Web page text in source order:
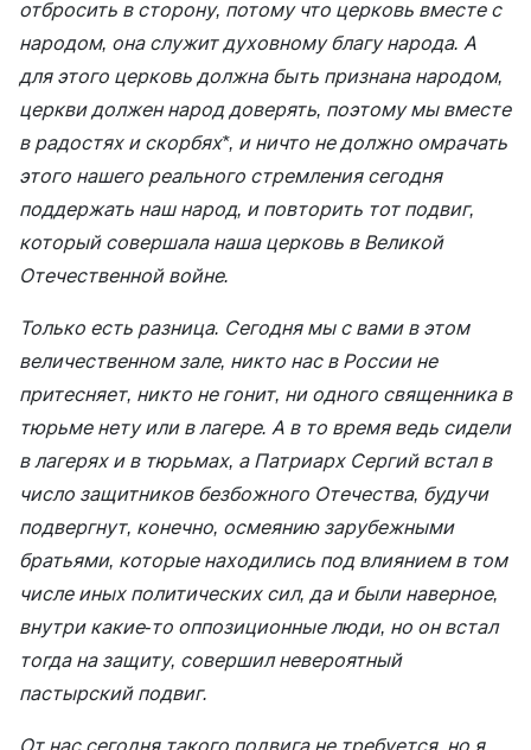
отбросить в сторону, потому что церковь вместе с
народом, она служит духовному благу народа. А
для этого церковь должна быть признана народом,
церкви должен народ доверять, поэтому мы вместе
в радостях и скорбях*, и ничто не должно омрачать
этого нашего реального стремления сегодня
поддержать наш народ, и повторить тот подвиг,
который совершала наша церковь в Великой
Отечественной войне.
Только есть разница. Сегодня мы с вами в этом
величественном зале, никто нас в России не
притесняет, никто не гонит, ни одного священника в
тюрьме нету или в лагере. А в то время ведь сидели
в лагерях и в тюрьмах, а Патриарх Сергий встал в
число защитников безбожного Отечества, будучи
подвергнут, конечно, осмеянию зарубежными
братьями, которые находились под влиянием в том
числе иных политических сил, да и были наверное,
внутри какие-то оппозиционные люди, но он встал
тогда на защиту, совершил невероятный
пастырский подвиг.